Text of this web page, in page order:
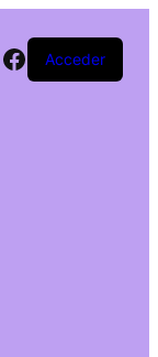
Acceder